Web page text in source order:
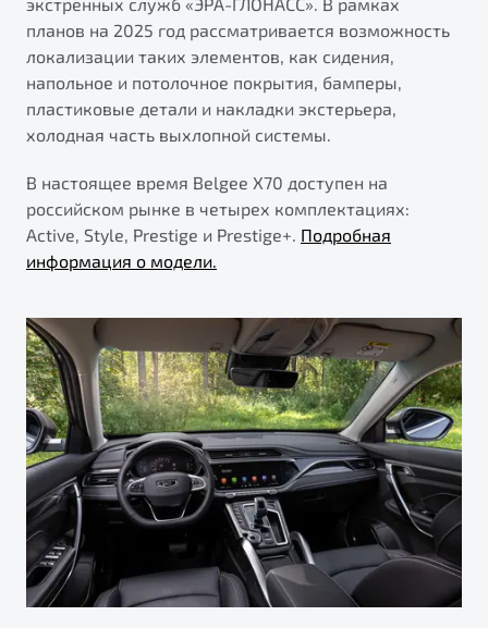
планов на 2025 год рассматривается возможность
локализации таких элементов, как сидения,
напольное и потолочное покрытия, бамперы,
пластиковые детали и накладки экстерьера,
холодная часть выхлопной системы.
В настоящее время Belgee X70 доступен на
российском рынке в четырех комплектациях:
Active, Style, Prestige и Prestige+. Подробная
информация о модели.